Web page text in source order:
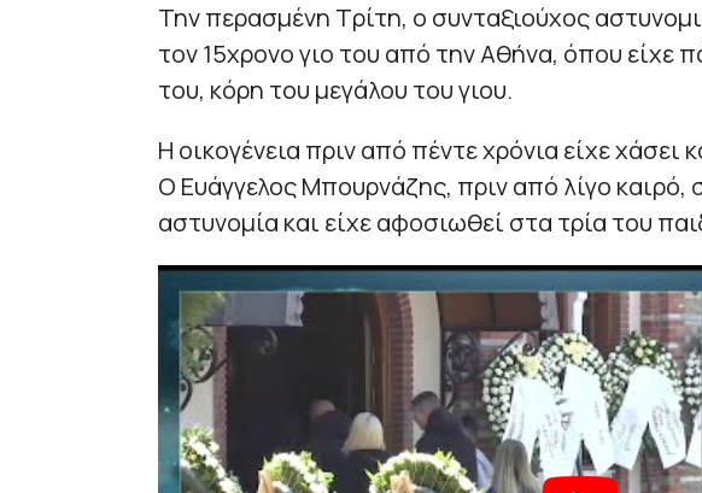
Την περασμένη Τρίτη, ο συνταξιούχος
τον 15χρονο γιο του από την Αθήνα, όπου είχε
του, κόρη του μεγάλου του γιου.
Η οικογένεια πριν από πέντε χρόνια είχε χάσει
Ο Ευάγγελος Μπουρνάζης, πριν από λίγο
αστυνομία και είχε αφοσιωθεί στα τρία του